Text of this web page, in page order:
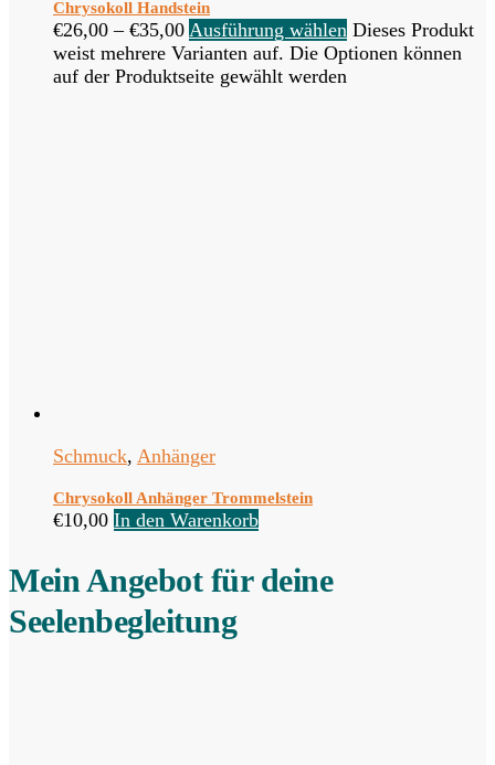
Chrysokoll Handstein
€26,00 – €35,00 Ausführung wählen Dieses Produkt
weist mehrere Varianten auf. Die Optionen können
auf der Produktseite gewählt werden
Schmuck, Anhänger
Chrysokoll Anhänger Trommelstein
€10,00 In den Warenkorb
Mein Angebot für deine
Seelenbegleitung